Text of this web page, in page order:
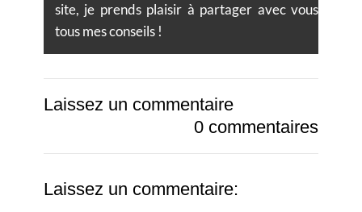
site, je prends plaisir à partager avec vous
tous mes conseils !
Laissez un commentaire
0 commentaires
Laissez un commentaire: